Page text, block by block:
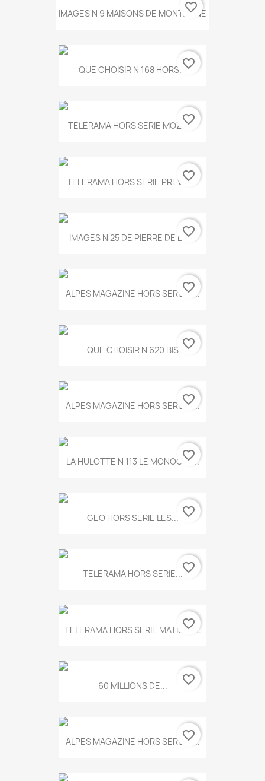
IMAGES N 9 MAISONS DE MONTAGNE
favorite_border
QUE CHOISIR N 168 HORS...favorite_border
TELERAMA HORS SERIE MOZART
favorite_border
TELERAMA HORS SERIE PREVERT
favorite_border
IMAGES N 25 DE PIERRE DE BOIS
favorite_border
ALPES MAGAZINE HORS SERIE N...
favorite_border
QUE CHOISIR N 620 BIS favorite_border
ALPES MAGAZINE HORS SERIE N...
favorite_border
LA HULOTTE N 113 LE MONOCLE...
favorite_border
GEO HORS SERIE LES... favorite_border
TELERAMA HORS SERIE...favorite_border
TELERAMA HORS SERIE MATISSE...
favorite_border
60 MILLIONS DE... favorite_border
ALPES MAGAZINE HORS SERIE N...
favorite_border